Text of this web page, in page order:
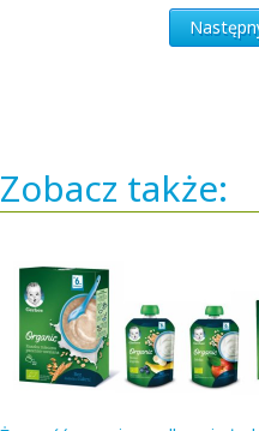
Zobacz także: